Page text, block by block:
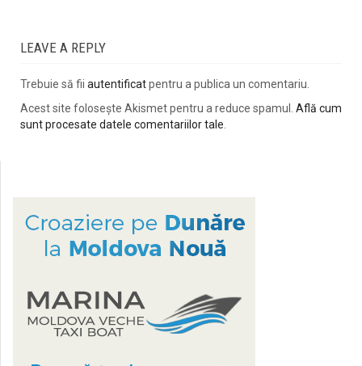
LEAVE A REPLY
Trebuie să fii autentificatpentru a publica un comentariu.
Acest site folosește Akismet pentru a reduce spamul. Află cum
sunt procesate datele comentariilor tale